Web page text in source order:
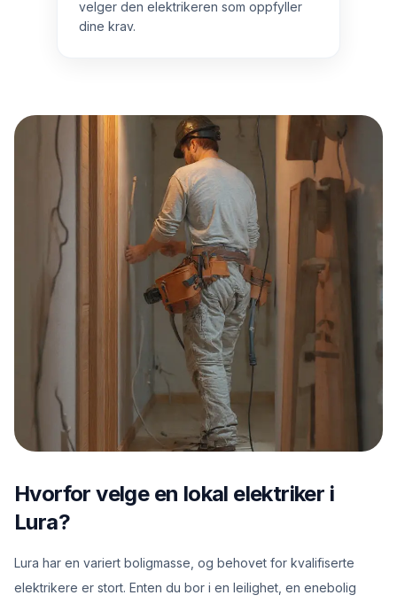
velger den elektrikeren som oppfyller
dine krav.
Hvorfor velge en lokal elektriker i
Lura?
Lura har en variert boligmasse, og behovet for kvalifiserte
elektrikere er stort. Enten du bor i en leilighet, en enebolig